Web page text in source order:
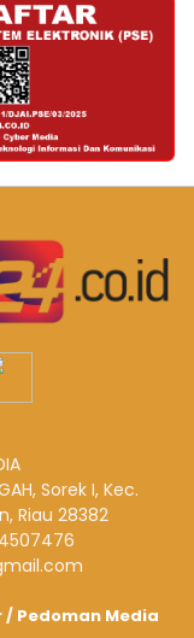
Sorek I, Kec.
Riau 28382
/ Pedoman Media